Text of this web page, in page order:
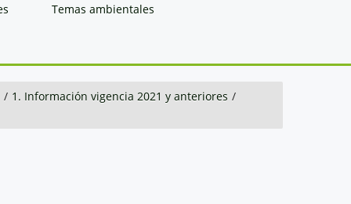
Temas ambientales
/ 1. Información vigencia 2021 y anteriores /